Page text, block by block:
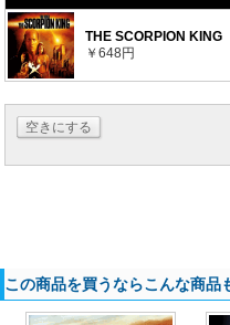
THE SCORPION KING
￥648円
空きにする
この商品を買うならこんな商品